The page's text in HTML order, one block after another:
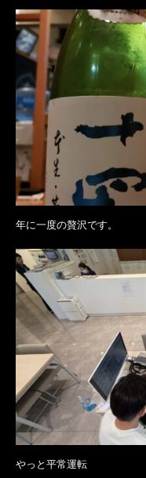
年に一度の贅沢です。
やっと平常運転